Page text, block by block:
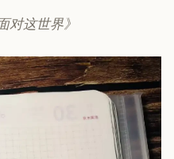
这世界》